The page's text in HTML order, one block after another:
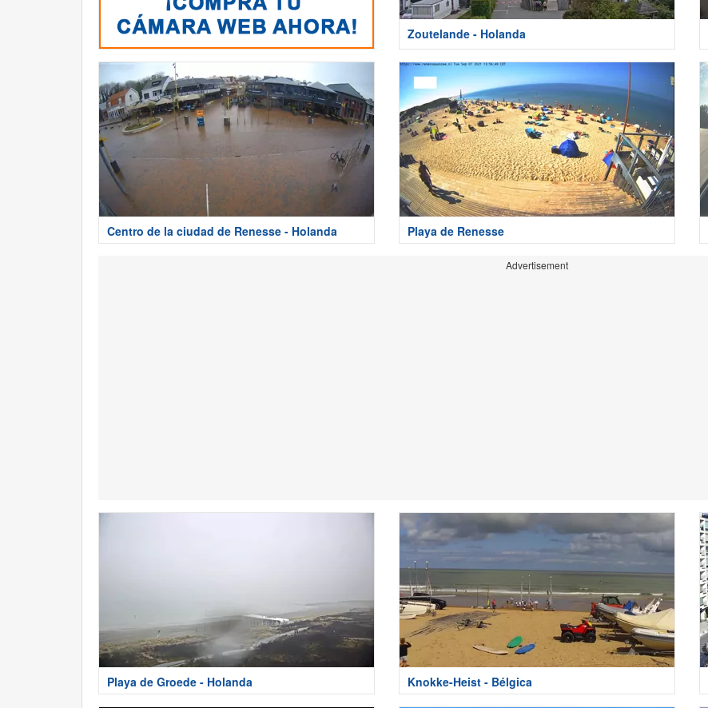
Zoutelande - Holanda
Centro de la ciudad de Renesse - Holanda Playa de Renesse
Advertisement
Playa de Groede - Holanda Knokke-Heist - Bélgica